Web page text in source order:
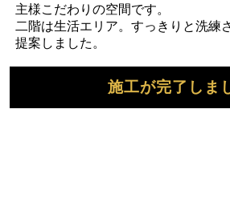
主様こだわりの空間です。
二階は生活エリア。すっきりと洗練
提案しました。
施工が完了しま